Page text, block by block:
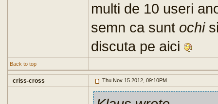
multi de 10 useri
semn ca sunt ochi
discuta pe aici
Back to top
criss-cross Thu Nov 15 2012, 09:10PM